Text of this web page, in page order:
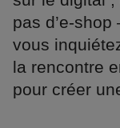
pas d’e-
vous
la rencontre
pour créer